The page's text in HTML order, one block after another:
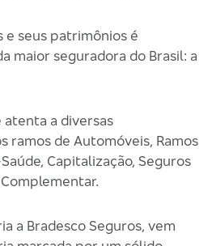
e seus patrimônios é
maior seguradora do Brasil: a
atenta a diversas
ramos de Automóveis, Ramos
Capitalização, Seguros
a Bradesco Seguros, vem